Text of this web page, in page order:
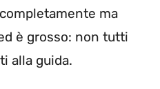
ma
è grosso: non tutti
alla guida.